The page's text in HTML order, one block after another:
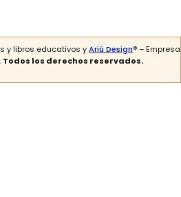
y libros educativos yAriú Design® – Empresa
Todos los derechos reservados.